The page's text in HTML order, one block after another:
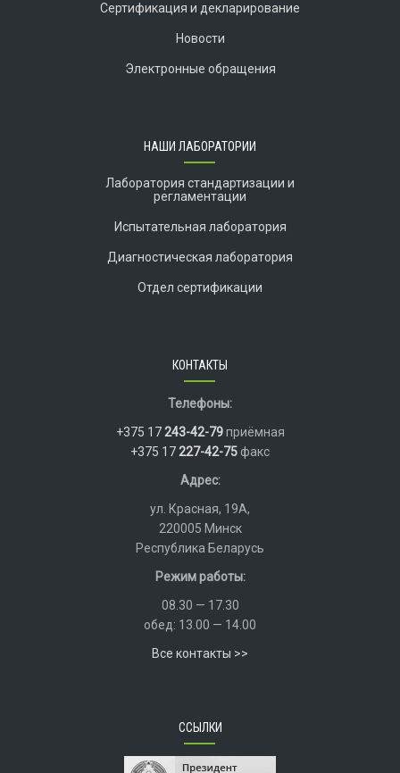
Сертификация и декларирование
Новости
Электронные обращения
НАШИ ЛАБОРАТОРИИ
Лаборатория стандартизации и
регламентации
Испытательная лаборатория
Диагностическая лаборатория
Отдел сертификации
КОНТАКТЫ
Телефоны:
+375 17243-42-79приёмная
+375 17227-42-75факс
Адрес:
ул. Красная, 19А,
220005 Минск
Республика Беларусь
Режим работы:
08.30 — 17.30
обед: 13.00 — 14.00
Все контакты >>
ССЫЛКИ